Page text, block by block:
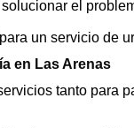
el
un servicio de
en Las Arenas
tanto para